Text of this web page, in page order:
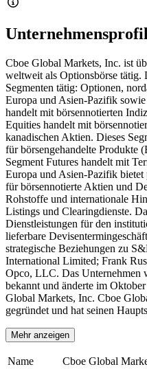
Unternehmensprofil
Cboe Global Markets, Inc. ist
weltweit als Optionsbörse tätig.
Segmenten tätig: Optionen,
Europa und Asien-Pazifik
handelt mit börsennotierten
Equities handelt mit
kanadischen Aktien. Dieses
für börsengehandelte Produkte
Segment Futures handelt mit
Europa und Asien-Pazifik bietet
für börsennotierte Aktien und
Rohstoffe und internationale
Listings und Clearingdienste.
Dienstleistungen für den
lieferbare
strategische Beziehungen zu
International Limited; Frank
Opco, LLC. Das Unternehmen
bekannt und änderte im
Global Markets, Inc. Cboe
gegründet und hat seinen
Mehr anzeigen
Name
Cboe Global